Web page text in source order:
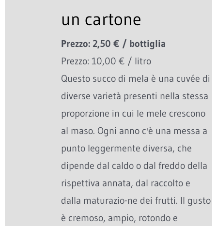
un cartone
Prezzo: 2,50 € / bottiglia
Prezzo: 10,00 € / litro
Questo succo di mela è una cuvée di
diverse varietà presenti nella stessa
proporzione in cui le mele crescono
al maso. Ogni anno c'è una messa a
punto leggermente diversa, che
dipende dal caldo o dal freddo della
rispettiva annata, dal raccolto e
dalla maturazio-ne dei frutti. Il gusto
è cremoso, ampio, rotondo e